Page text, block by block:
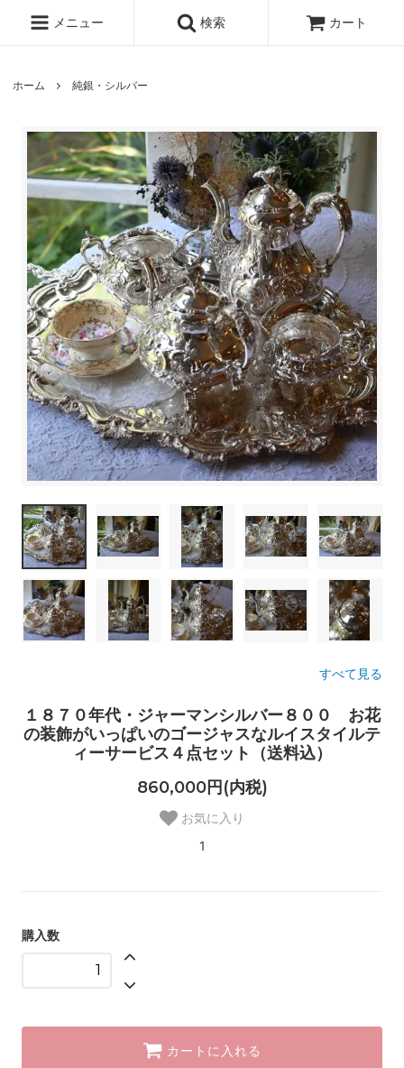
メニュー 検索 カート
ホーム 純銀・シルバー
すべて見る
１８７０年代・ジャーマンシルバー８００ お花
の装飾がいっぱいのゴージャスなルイスタイルテ
ィーサービス４点セット（送料込）
860,000円(内税)
お気に入り
1
購入数
カートに入れる